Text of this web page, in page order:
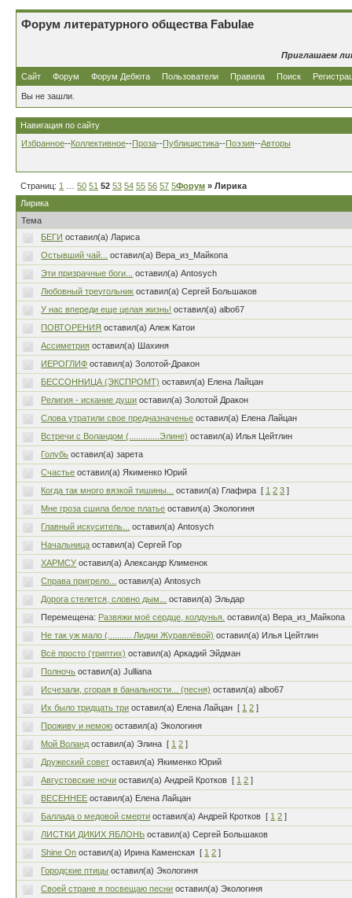
Форум литературного общества Fabulae
Приглашаем
Сайт Форум Форум Дебюта Пользователи Правила Поиск
Вы не зашли.
Навигация по сайту
Избранное--Коллективное--Проза--Публицистика--Поэзия--Авторы
Страниц: 1 50 51 52 53 54 55 56 57 58…80
Форум » Лирика
Лирика
Тема
БЕГИ оставил(а) Лариса
Остывший чай...
оставил(а) Вера_из_Майкопа
Эти призрачные боги...
оставил(а) Antosych
Любовный треугольник оставил(а) Сергей Большаков
У нас впереди еще целая жизнь! оставил(а) albo67
ПОВТОРЕНИЯ оставил(а) Алеж Катои
Ассиметрия оставил(а) Шахиня
ИЕРОГЛИФ оставил(а) Золотой-Дракон
БЕССОННИЦА (ЭКСПРОМТ) оставил(а) Елена Лайцан
Религия - искание души оставил(а) Золотой Дракон
Слова утратили свое предназначенье оставил(а) Елена Лайцан
Встречи с Воландом (.............Элине) оставил(а) Илья Цейтлин
Голубь оставил(а) зарета
Счастье оставил(а) Якименко Юрий
Когда так много вязкой тишины...
оставил(а) Глафира [ 1 2 3 ]
Мне гроза сшила белое платье оставил(а) Экологиня
Главный искуситель...
оставил(а) Antosych
Начальница оставил(а) Сергей Гор
ХАРМСУ оставил(а) Александр Клименок
Справа пригрело...
оставил(а) Antosych
Дорога стелется, словно дым...
оставил(а) Эльдар
Перемещена: Развяжи моё сердце, колдунья. оставил(а) Вера_из_Майкопа
Не так уж мало (.......... Лидии Журавлёвой) оставил(а) Илья Цейтлин
Всё просто (триптих) оставил(а) Аркадий Эйдман
Полночь оставил(а) Julliana
Исчезали, сгорая в банальности... (песня) оставил(а) albo67
Их было тридцать три оставил(а) Елена Лайцан [ 1 2 ]
Проживу и немою оставил(а) Экологиня
Мой Воланд оставил(а) Элина [ 1 2 ]
Дружеский совет оставил(а) Якименко Юрий
Августовские ночи оставил(а) Андрей Кротков [ 1 2 ]
ВЕСЕННЕЕ оставил(а) Елена Лайцан
Баллада о медовой смерти оставил(а) Андрей Кротков [ 1 2 ]
ЛИСТКИ ДИКИХ ЯБЛОНЬ оставил(а) Сергей Большаков
Shine On оставил(а) Ирина Каменская [ 1 2 ]
Городские птицы оставил(а) Экологиня
Своей стране я посвещаю песни оставил(а) Экологиня